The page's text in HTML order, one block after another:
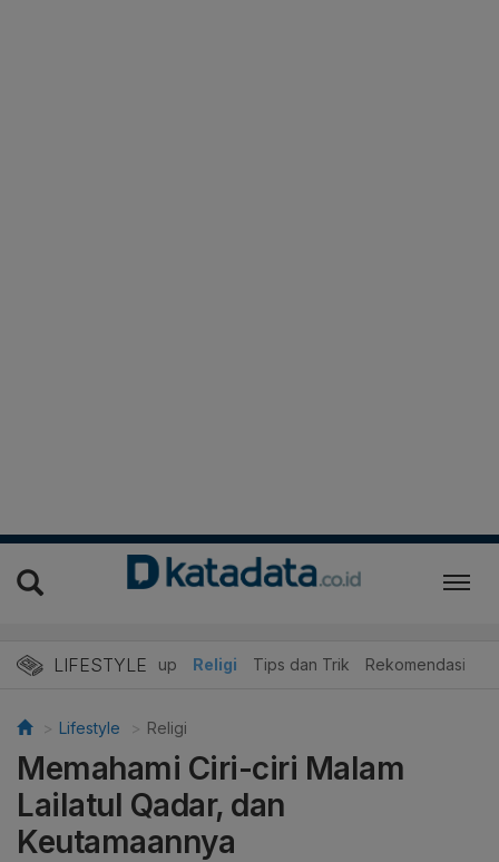
LIFESTYLE
Edukasi Gaya Hidup Religi Tips dan Trik Rekomendasi
Lifestyle Religi
Memahami Ciri-ciri Malam
Lailatul Qadar, dan
Keutamaannya